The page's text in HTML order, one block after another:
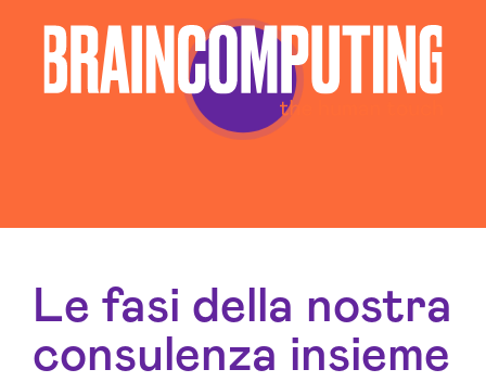
Le fasi della nostra
consulenza insieme